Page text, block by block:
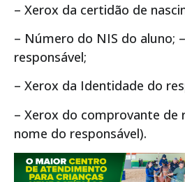
– Xerox da certidão de
– Número do NIS do aluno;
responsável;
– Xerox da Identidade do
– Xerox do comprovante de
nome do responsável).